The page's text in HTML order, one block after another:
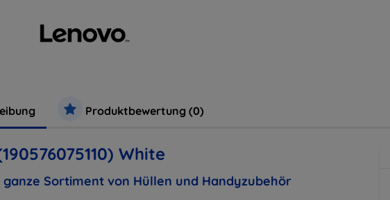
Produktbewertung (0)
White
Sortiment von Hüllen und Handyzubehör